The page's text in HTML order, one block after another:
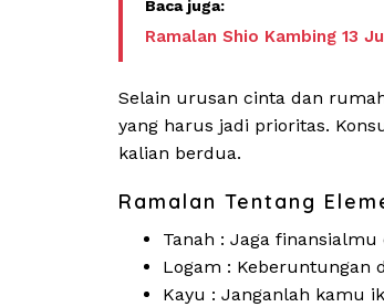
Ramalan Shio Kambing 13
Selain urusan cinta dan
yang harus jadi prioritas.
kalian berdua.
Ramalan Tentang
Tanah : Jaga
Logam : Keberuntungan
Kayu : Janganlah kamu